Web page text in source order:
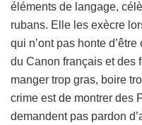
éléments de langage,
rubans. Elle les exècre
qui n’ont pas honte
du Canon français et des
manger trop gras, boire
crime est de montrer des
demandent pas pardon